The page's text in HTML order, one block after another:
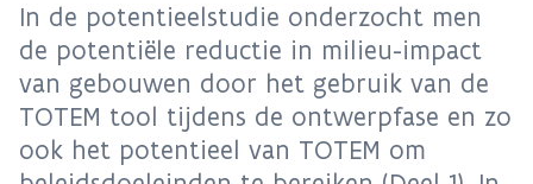
In de potentieelstudie onderzocht men
de potentiële reductie in milieu-impact
van gebouwen door het gebruik van de
TOTEM tool tijdens de ontwerpfase en zo
ook het potentieel van TOTEM om